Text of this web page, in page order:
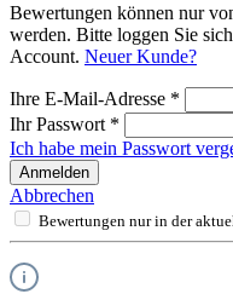
Bewertungen können nur
werden. Bitte loggen Sie
Account. Neuer Kunde?
Ihre E-Mail-Adresse *
Ihr Passwort *
Ich habe mein Passwort
Anmelden
Abbrechen
Bewertungen nur in der